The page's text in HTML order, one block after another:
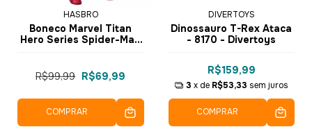
HASBRO
Boneco Marvel Titan
Hero Series Spider-Man
R$99,99 R$69,99
COMPRAR
DIVERTOYS
Dinossauro T-Rex Ataca
- 8170 - Divertoys
R$159,99
3 x de R$53,33 sem juros
COMPRAR